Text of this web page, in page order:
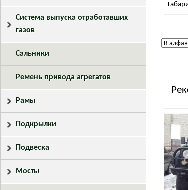
Система выпуска отработавших
газов
Сальники
Ремень привода агрегатов
Рамы
Подкрылки
Подвеска
Мосты